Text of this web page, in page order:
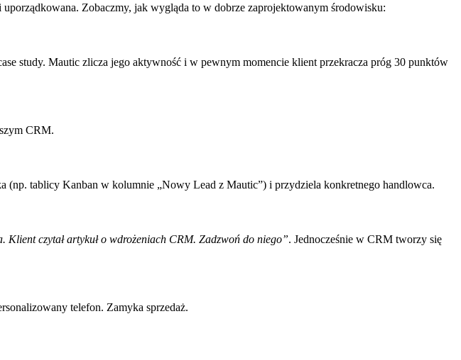
Zobaczmy, jak wygląda to w dobrze zaprojektowanym środowisku:
study. Mautic zlicza jego aktywność i w pewnym momencie klient przekracza próg 30 punktów
CRM.
(np. tablicy Kanban w kolumnie „Nowy Lead z Mautic”) i przydziela konkretnego handlowca.
Klient czytał artykuł o wdrożeniach CRM. Zadzwoń do niego”. Jednocześnie w CRM tworzy się
telefon. Zamyka sprzedaż.